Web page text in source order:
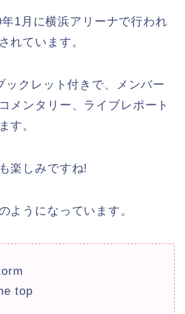
1月に横浜アリーナで行われ
れています。
ックレット付きで、メンバー
メンタリー、ライブレポート
す。
楽しみですね!
ようになっています。
top